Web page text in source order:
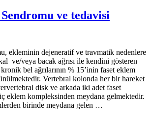
ve tedavisi
ekleminin dejeneratif ve travmatik nedenlere
ve/veya bacak ağrısı ile kendini gösteren
bel ağrılarının % 15’inin faset eklem
Vertebral kolonda her bir hareket
disk ve arkada iki adet faset
eklem kompleksinden meydana gelmektedir.
birinde meydana gelen …